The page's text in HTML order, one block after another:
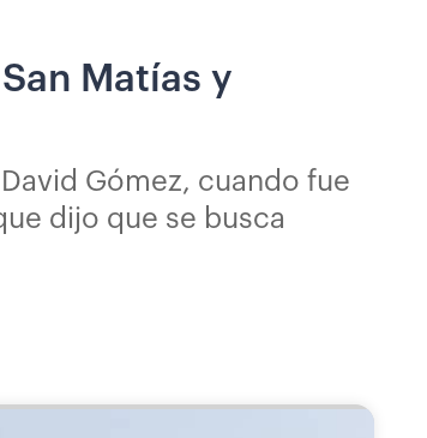
Matías y
Gómez, cuando fue
dijo que se busca